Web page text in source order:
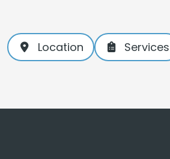
Location Services